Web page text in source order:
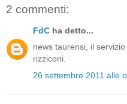
2 commenti:
FdC ha detto...
news taurensi, il
rizziconi.
26 settembre 2011 alle